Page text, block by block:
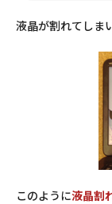
液晶が割れてしま
このように液晶割